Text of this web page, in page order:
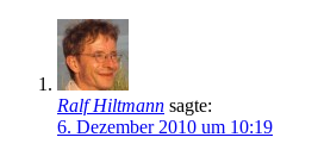
Ralf Hiltmann sagte:
6. Dezember 2010 um 10:19